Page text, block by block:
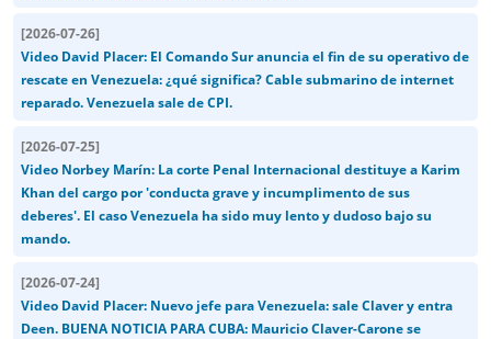
[2026-07-26]
Video David Placer: El Comando Sur anuncia el fin de su operativo de
rescate en Venezuela: ¿qué significa? Cable submarino de internet
reparado. Venezuela sale de CPI.
[2026-07-25]
Video Norbey Marín: La corte Penal Internacional destituye a Karim
Khan del cargo por 'conducta grave y incumplimento de sus
deberes'. El caso Venezuela ha sido muy lento y dudoso bajo su
mando.
[2026-07-24]
Video David Placer: Nuevo jefe para Venezuela: sale Claver y entra
Deen. BUENA NOTICIA PARA CUBA: Mauricio Claver-Carone se